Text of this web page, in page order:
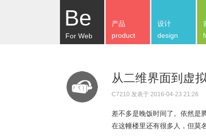
Be
For Web
产品
product
设计
design
从二维界面到虚
C7210 发表于 2016-04-23 21:26
差不多是晚饭时间了。依然是
在这幢楼里还有很多人，但莫